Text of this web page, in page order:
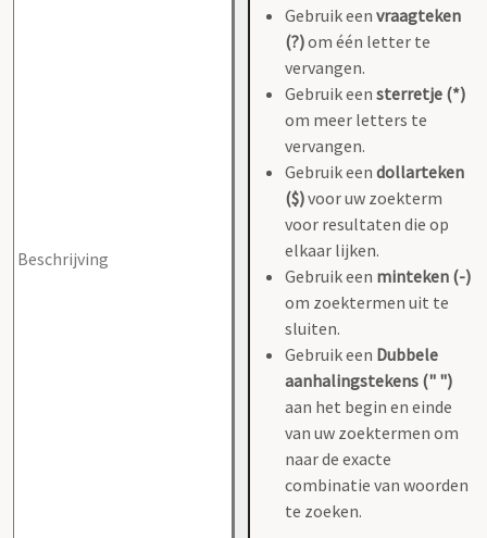
Gebruik een vraagteken
(?)om één letter te
vervangen.
Gebruik een sterretje (*)
om meer letters te
vervangen.
Gebruik een dollarteken
($)voor uw zoekterm
voor resultaten die op
elkaar lijken.
Gebruik een minteken (-)
om zoektermen uit te
sluiten.
Gebruik een Dubbele
aanhalingstekens (" ")
aan het begin en einde
van uw zoektermen om
naar de exacte
combinatie van woorden
te zoeken.